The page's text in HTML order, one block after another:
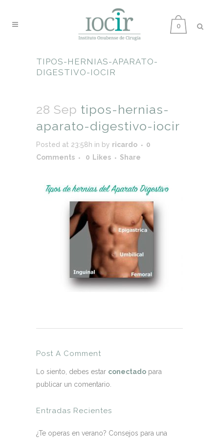
0
TIPOS-HERNIAS-APARATO-
DIGESTIVO-IOCIR
28 Sep tipos-hernias-
aparato-digestivo-iocir
Posted at 23:58h in by ricardo
0
Comments
0 Likes Share
Post A Comment
Lo siento, debes estar conectado para
publicar un comentario.
Entradas Recientes
¿Te operas en verano? Consejos para una